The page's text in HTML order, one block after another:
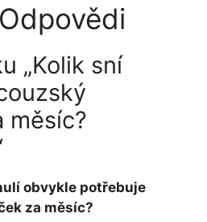
„Kolik sní
měsíc?
obvykle potřebuje
za měsíc?